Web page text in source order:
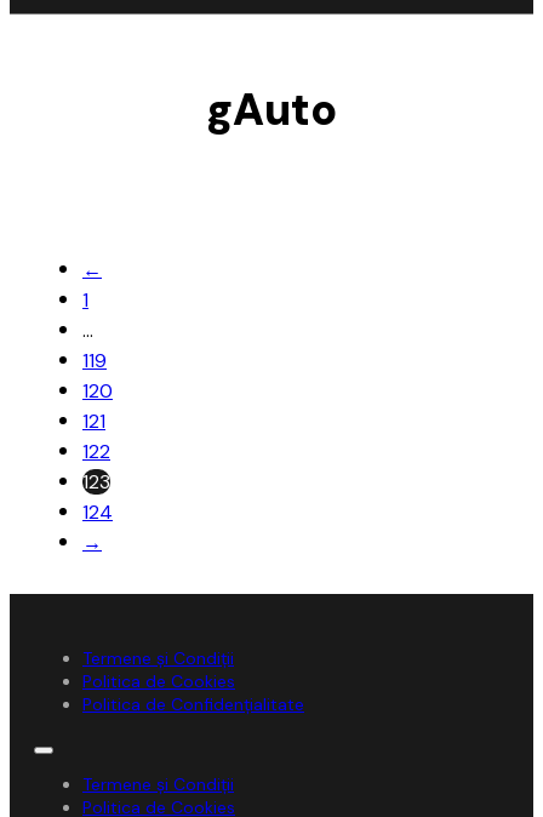
gAuto
←
1
…
119
120
121
122
123
124
→
Termene și Condiții
Politica de Cookies
Politica de Confidențialitate
Termene și Condiții
Politica de Cookies